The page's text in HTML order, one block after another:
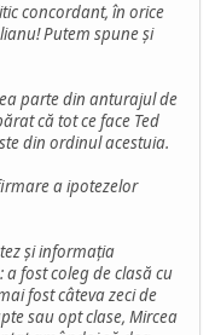
concordant, în orice
Putem spune și
parte din anturajul de
că tot ce face Ted
din ordinul acestuia.
a ipotezelor
și informația
fost coleg de clasă cu
fost câteva zeci de
sau opt clase, Mircea